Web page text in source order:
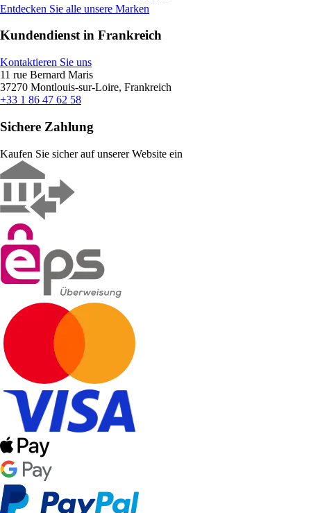
Entdecken Sie alle unsere Marken
Kundendienst in Frankreich
Kontaktieren Sie uns
11 rue Bernard Maris
37270 Montlouis-sur-Loire, Frankreich
+33 1 86 47 62 58
Sichere Zahlung
Kaufen Sie sicher auf unserer Website ein